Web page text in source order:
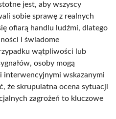
jest, aby wszyscy
sobie sprawę z realnych
ofiarą handlu ludźmi, dlatego
i świadome
wątpliwości lub
osoby mogą
interwencyjnymi wskazanymi
że skrupulatna ocena sytuacji
zagrożeń to kluczowe